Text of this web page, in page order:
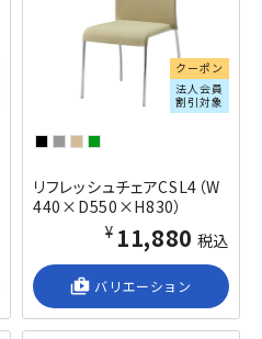
クーポン
法人会員
割引対象
リフレッシュチェアCSL4（W
440×D550×H830）
¥11,880 税込
shop_2 バリエーション